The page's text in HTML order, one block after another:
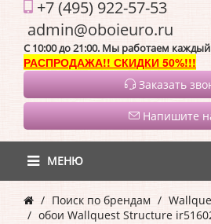
+7 (495) 922-57-53
C 10:00 до 21:00. Мы работаем
РАСПРОДАЖА!! СКИДКИ 50%!!!
Заказать
Напишите
МЕНЮ
Поиск по брендам
обои Wallquest Structure